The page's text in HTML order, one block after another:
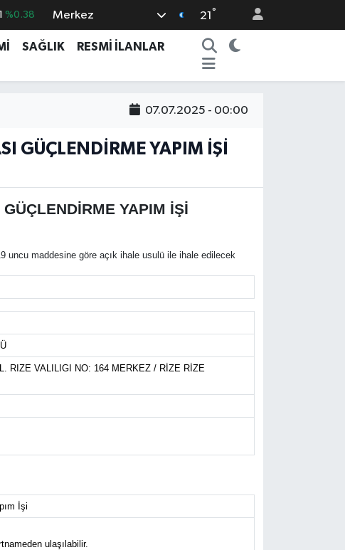
%0.38
%0.03
%0.32
Merkez 21 °
SAĞLIK
RESMİ İLANLAR
07.07.2025 - 00:00
GÜÇLENDİRME YAPIM İŞİ
YAPIM İŞİ
uncu maddesine göre açık ihale usulü ile ihale edilecek
RIZE VALILIGI NO: 164 MERKEZ / RİZE RİZE
İşi
ulaşılabilir.